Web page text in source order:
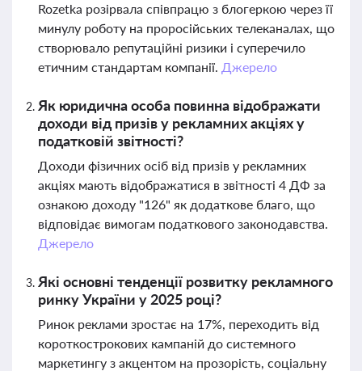
Rozetka розірвала співпрацю з блогеркою через її
минулу роботу на проросійських телеканалах, що
створювало репутаційні ризики і суперечило
етичним стандартам компанії. Джерело
Як юридична особа повинна відображати
доходи від призів у рекламних акціях у
податковій звітності?
Доходи фізичних осіб від призів у рекламних
акціях мають відображатися в звітності 4 ДФ за
ознакою доходу "126" як додаткове благо, що
відповідає вимогам податкового законодавства.
Джерело
Які основні тенденції розвитку рекламного
ринку України у 2025 році?
Ринок реклами зростає на 17%, переходить від
короткострокових кампаній до системного
маркетингу з акцентом на прозорість, соціальну